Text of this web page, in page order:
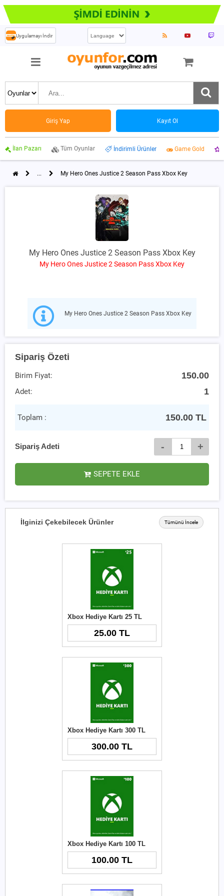
Uygulamayı İndir
Giriş Yap Kayıt Ol
İlan Pazarı Tüm Oyunlar İndirimli Ürünler Game Gold
... My Hero Ones Justice 2 Season Pass Xbox Key
My Hero Ones Justice 2 Season Pass Xbox Key
My Hero Ones Justice 2 Season Pass Xbox Key
My Hero Ones Justice 2 Season Pass Xbox Key
Sipariş Özeti
Birim Fiyat: 150.00
Adet: 1
Toplam : 150.00 TL
Sipariş Adeti - +
SEPETE EKLE
İlginizi Çekebilecek Ürünler Tümünü İncele
Xbox Hediye Kartı 25 TL
25.00 TL
Xbox Hediye Kartı 300 TL
300.00 TL
Xbox Hediye Kartı 100 TL
100.00 TL